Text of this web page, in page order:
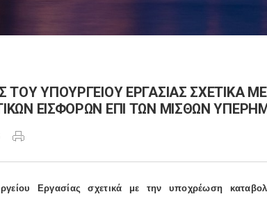
ΤΟΥ ΥΠΟΥΡΓΕΙΟΥ ΕΡΓΑΣΙΑΣ ΣΧΕΤΙΚΑ
ΕΙΣΦΟΡΩΝ ΕΠΙ ΤΩΝ ΜΙΣΘΩΝ
Εργασίας σχετικά με την υποχρέωση